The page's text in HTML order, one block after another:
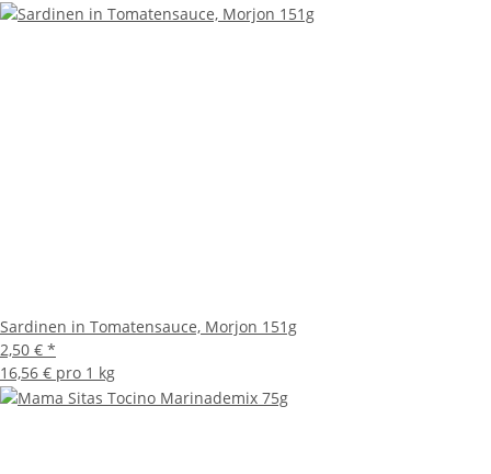
Sardinen in Tomatensauce, Morjon 151g
2,50 € *
16,56 € pro 1 kg